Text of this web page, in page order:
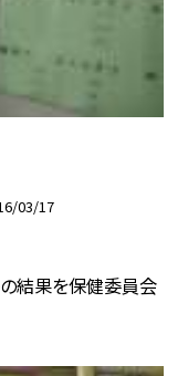
03/17
結果を保健委員会